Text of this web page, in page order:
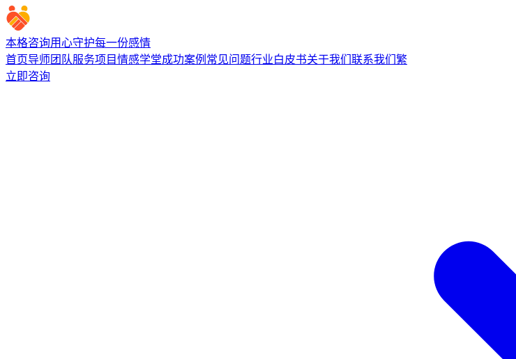
本格咨询用心守护每一份感情
首页导师团队服务项目情感学堂成功案例 常见问题行业白皮书关于我们联系我们繁
立即咨询